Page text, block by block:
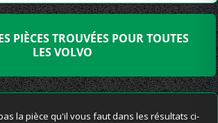
PIÈCES TROUVÉES POUR TOUTES
LES VOLVO
la pièce qu'il vous faut dans les résultats ci-